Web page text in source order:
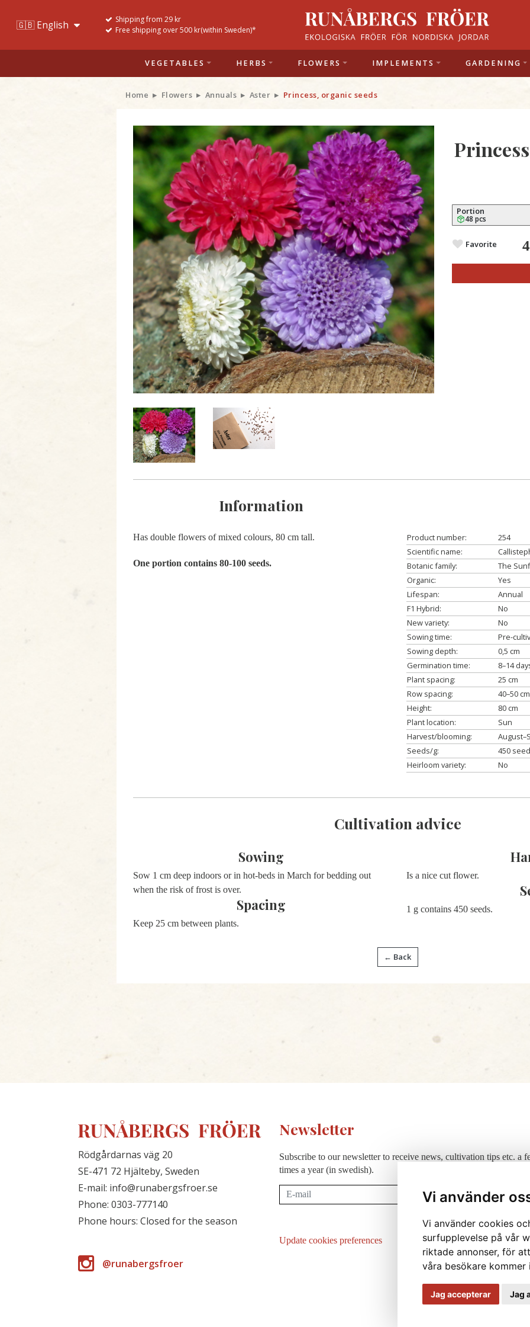
Vi använder
Vi använder cookies
surfupplevelse på vår
riktade annonser, för
våra besökare kommer
Jag accepterar Jag
Shipping from 29 kr
Free shipping over 500 kr(within Sweden)*
VEGETABLES HERBS FLOWERS IMPLEMENTS GARDENING
Home Flowers Annuals Aster Princess, organic seeds
Portion
48 pcs
Favorite
Information
Has double flowers of mixed colours, 80 cm tall.
One portion contains 80-100 seeds.
Product number:
254
Scientific name:
Botanic family:
The
Organic:
Yes
Lifespan:
Annual
F1 Hybrid:
No
New variety:
No
Sowing time:
Pre-
Sowing depth:
0,5 cm
Germination time:
8–14
Plant spacing:
25 cm
Row spacing:
40–50 cm
Height:
80 cm
Plant location:
Sun
Harvest/blooming:
Seeds/g:
450
Heirloom variety:
No
Cultivation advice
Sowing
Sow 1 cm deep indoors or in hot-beds in March for bedding out
when the risk of frost is over.
Spacing
Keep 25 cm between plants.
Is a nice cut flower.
1 g contains 450 seeds.
← Back
Rödgårdarnas väg 20
SE-471 72 Hjälteby, Sweden
E-mail: info@runabergsfroer.se
Phone: 0303-777140
Phone hours: Closed for the season
@runabergsfroer
Newsletter
Subscribe to our newsletter to receive news, cultivation tips etc. a
times a year (in swedish).
Subscribe
Update cookies preferences